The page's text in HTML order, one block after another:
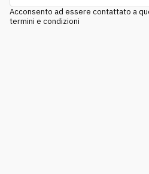
Acconsento ad essere contattato a
termini e condizioni